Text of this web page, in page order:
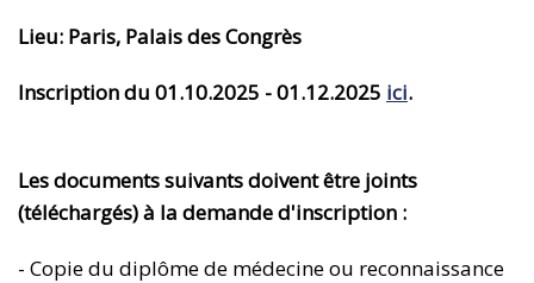
Lieu: Paris, Palais des Congrès
Inscription du 01.10.2025 - 01.12.2025 ici.
Les documents suivants doivent être joints
(téléchargés) à la demande d'inscription :
- Copie du diplôme de médecine ou reconnaissance